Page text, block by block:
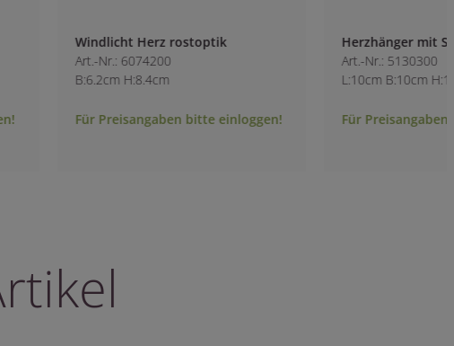
Windlicht Herz rostoptik
Art.-Nr.: 6074200
B:6.2cm H:8.4cm
Für Preisangaben bitte einloggen!
Herzhänger mit
Art.-Nr.: 5130300
L:10cm B:10cm
Für